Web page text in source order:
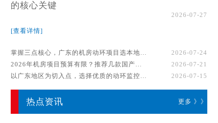
的核心关键
2026-07-27
[查看详情]
掌握三点核心，广东的机房动环项目选本地厂家事半功倍！
2026-07-24
2026年机房项目预算有限？推荐几款国产动环监控系统品牌
2026-07-21
以广东地区为切入点，选择优质的动环监控系统厂家
2026-07-15
热点资讯 更多 》》